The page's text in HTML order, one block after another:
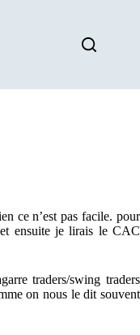
ce n’est pas facile. pour
ensuite je lirais le CAC
traders/swing traders
on nous le dit souvent